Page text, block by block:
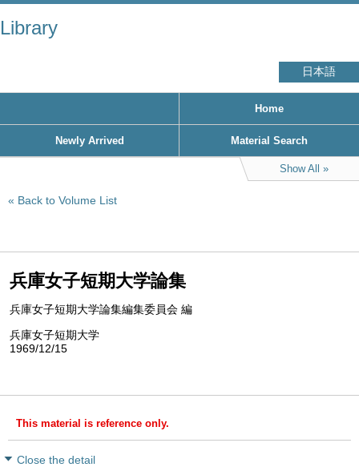
Library
日本語
Home
Newly Arrived Material Search
Show All
Back to Volume List
兵庫女子短期大学論集
兵庫女子短期大学論集編集委員会 編
兵庫女子短期大学
1969/12/15
This material is reference only.
Close the detail